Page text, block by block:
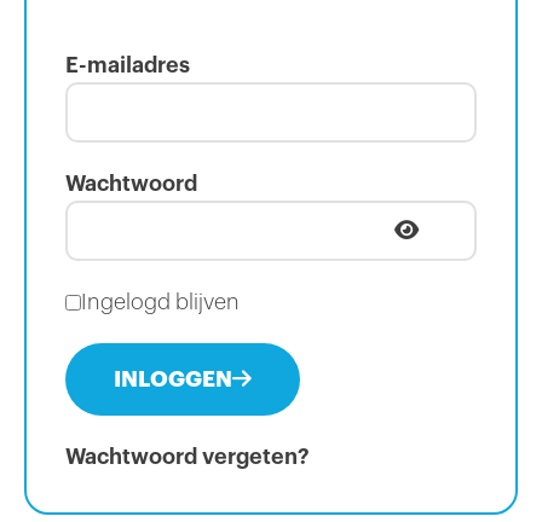
E-mailadres
Wachtwoord
Ingelogd blijven
INLOGGEN
Wachtwoord vergeten?